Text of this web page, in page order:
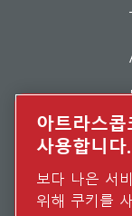
아트라스
사용합니다.
보다 나은 서
위해 쿠키를